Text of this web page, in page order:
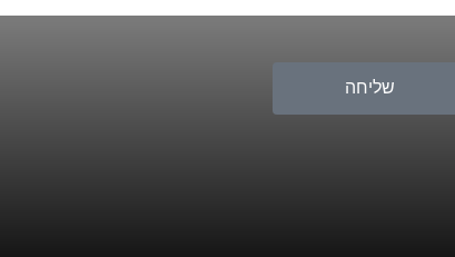
שליחה